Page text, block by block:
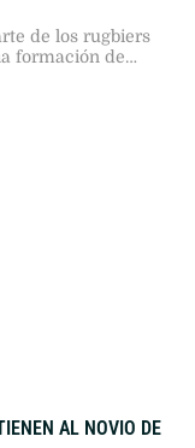
de los rugbiers
formación de
AL NOVIO DE